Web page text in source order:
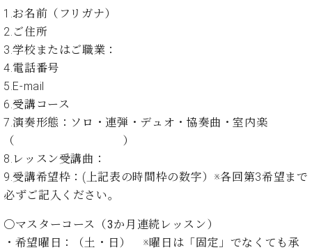
ス
ア
ッ
プ
ラ
ピ
ノ
C.
ヒ
シ
ス
楽
教
室
ピ
ア
の
ン
シ
ェ
ジ
ュ
1.お名前（フリガナ）
2.ご住所
3.学校またはご職業：
4.電話番号
5.E-mail
6.受講コース
7.演奏形態：ソロ・連弾・デュオ・協奏曲・室内楽
（ ）
8.レッスン受講曲：
9.受講希望枠：(上記表の時間枠の数字）※各回第3希望まで
必ずご記入ください。
〇マスターコース（3か月連続レッスン）
・希望曜日：（土・日） ※曜日は「固定」でなくても承